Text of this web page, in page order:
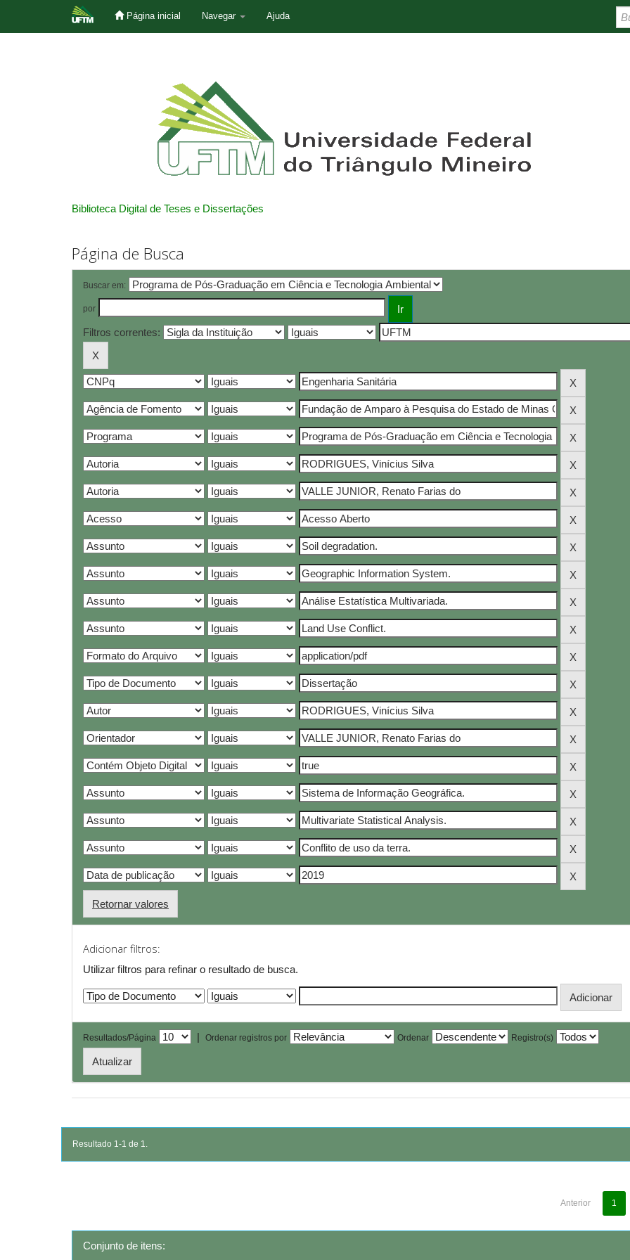
Página inicial Navegar Ajuda
Biblioteca Digital de Teses e Dissertações
Página de Busca
Buscar em:
por
Filtros correntes:
Retornar valores
Adicionar filtros:
Utilizar filtros para refinar o resultado de busca.
Resultados/Página | Ordenar registros por Ordenar Registro(s)
Resultado 1-1 de 1.
Anterior 1
Conjunto de itens: